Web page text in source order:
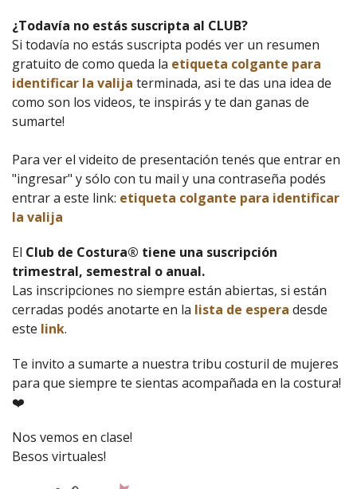
¿Todavía no estás suscripta al CLUB?
Si todavía no estás suscripta podés ver un resumen
gratuito de como queda la etiqueta colgante para
identificar la valija terminada, asi te das una idea de
como son los videos, te inspirás y te dan ganas de
sumarte!
Para ver el videito de presentación tenés que entrar en
"ingresar" y sólo con tu mail y una contraseña podés
entrar a este link: etiqueta colgante para identificar
la valija
El Club de Costura® tiene una suscripción
trimestral, semestral o anual.
Las inscripciones no siempre están abiertas, si están
cerradas podés anotarte en la lista de espera desde
este link.
Te invito a sumarte a nuestra tribu costuril de mujeres
para que siempre te sientas acompañada en la costura!
❤️
Nos vemos en clase!
Besos virtuales!